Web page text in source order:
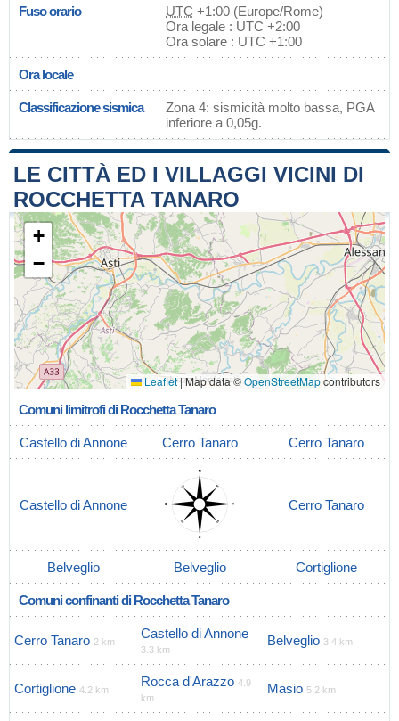
Fuso orario UTC +1:00 (Europe/Rome)
Ora legale : UTC +2:00
Ora solare : UTC +1:00
Ora locale
Classificazione sismica
Zona 4: sismicità molto bassa, PGA
inferiore a 0,05g.
LE CITTÀ ED I VILLAGGI VICINI DI
ROCCHETTA TANARO
+
−
Leaflet|Map data ©OpenStreetMapcontributors
Comuni limitrofi di Rocchetta Tanaro
Castello di Annone Cerro Tanaro Cerro Tanaro
Castello di Annone Cerro Tanaro
Belveglio Belveglio Cortiglione
Comuni confinanti di Rocchetta Tanaro
Cerro Tanaro 2 km
Castello di Annone
3.3 km
Belveglio 3.4 km
Cortiglione 4.2 km
Rocca d'Arazzo 4.9
km
Masio 5.2 km